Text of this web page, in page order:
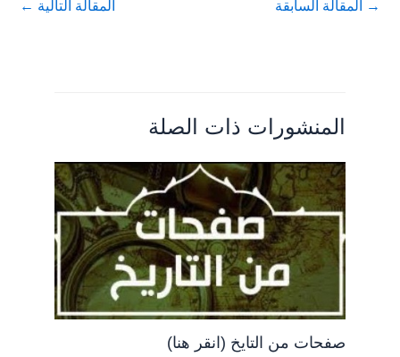
→ المقالة السابقة المقالة التالية ←
المنشورات ذات الصلة
صفحات من التايخ (انقر هنا)